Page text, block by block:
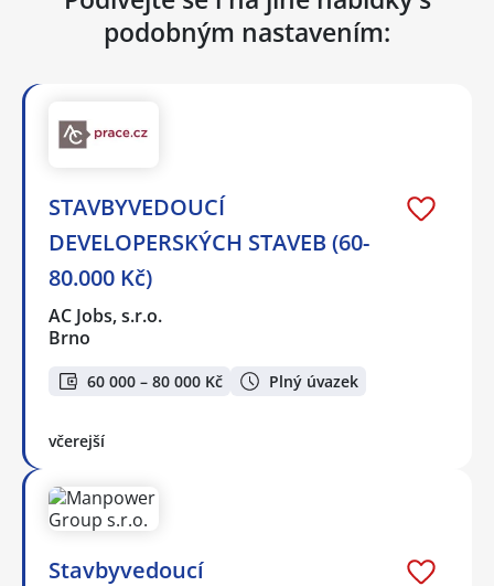
podobným nastavením:
STAVBYVEDOUCÍ
DEVELOPERSKÝCH STAVEB (60-
80.000 Kč)
AC Jobs, s.r.o.
Brno
60 000 – 80 000 Kč Plný úvazek
včerejší
Stavbyvedoucí